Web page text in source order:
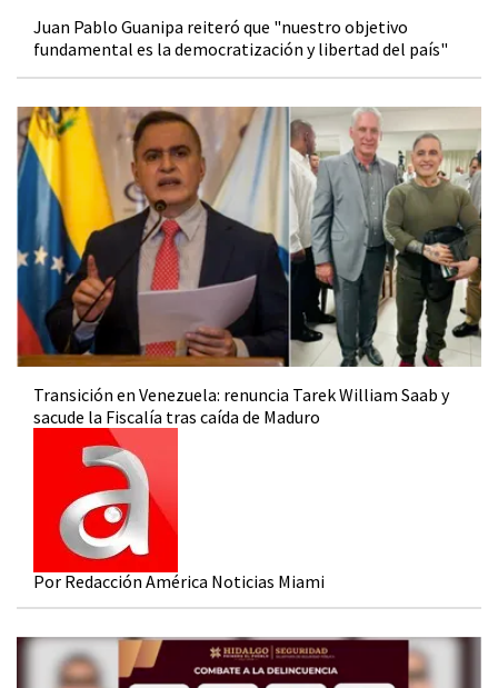
Juan Pablo Guanipa reiteró que "nuestro objetivo
fundamental es la democratización y libertad del país"
Transición en Venezuela: renuncia Tarek William Saab y
sacude la Fiscalía tras caída de Maduro
Por Redacción América Noticias Miami